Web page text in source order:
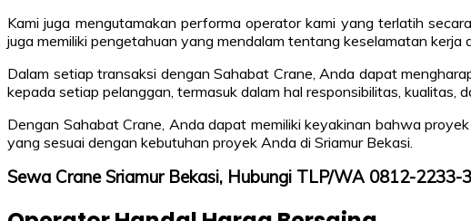
Kami juga mengutamakan performa operator kami yang terlatih
juga memiliki pengetahuan yang mendalam tentang keselamatan kerja
Dalam setiap transaksi dengan Sahabat Crane, Anda dapat
kepada setiap pelanggan, termasuk dalam hal responsibilitas, kualitas,
Dengan Sahabat Crane, Anda dapat memiliki keyakinan bahwa
yang sesuai dengan kebutuhan proyek Anda di Sriamur Bekasi.
Sewa Crane Sriamur Bekasi, Hubungi TLP/WA 0812-2233-